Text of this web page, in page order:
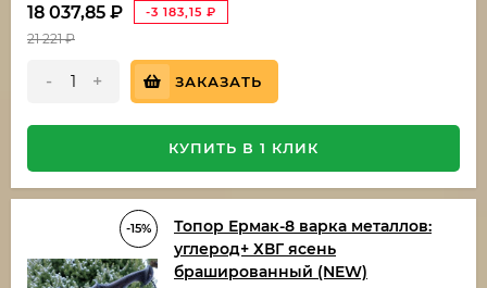
18 037,85 ₽ -3 183,15 ₽
21 221₽
- + ЗАКАЗАТЬ
КУПИТЬ В 1 КЛИК
-15%
Топор Ермак-8 варка металлов:
углерод+ ХВГ ясень
брашированный (NEW)